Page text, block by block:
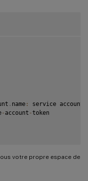
. name :
service account
- account -token
votre propre espace de